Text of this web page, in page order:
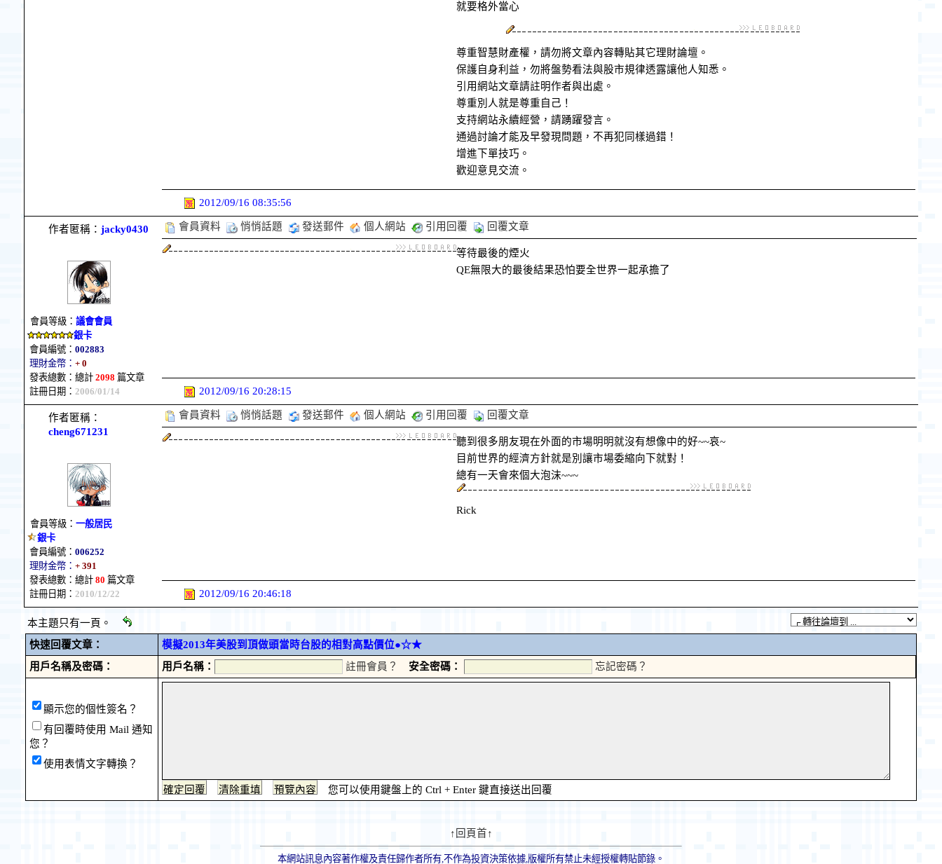
就要格外當心
尊重智慧財產權，請勿將文章內容轉貼其它理財論壇。
保護自身利益，勿將盤勢看法與股市規律透露讓他人知悉。
引用網站文章請註明作者與出處。
尊重別人就是尊重自己！
支持網站永續經營，請踴躍發言。
通過討論才能及早發現問題，不再犯同樣過錯！
增進下單技巧。
歡迎意見交流。
2012/09/16 08:35:56
作者匿稱： jacky0430
會員等級： 議會會員
銀卡
會員編號： 002883
理財金幣： + 0
發表總數：總計 2098 篇文章
註冊日期： 2006/01/14
會員資料 悄悄話題 發送郵件 個人網站 引用回覆 回覆文章
等待最後的煙火
QE無限大的最後結果恐怕要全世界一起承擔了
2012/09/16 20:28:15
作者匿稱：
cheng671231
會員等級： 一般居民
銀卡
會員編號： 006252
理財金幣： + 391
發表總數：總計 80 篇文章
註冊日期： 2010/12/22
會員資料 悄悄話題 發送郵件 個人網站 引用回覆 回覆文章
聽到很多朋友現在外面的市場明明就沒有想像中的好~~哀~
目前世界的經濟方針就是別讓市場委縮向下就對！
總有一天會來個大泡沫~~~
Rick
2012/09/16 20:46:18
本主題只有一頁。
快速回覆文章：
模擬2013年美股到頂做頭當時台股的相對高點價位●☆★
用戶名稱及密碼：
用戶名稱： 註冊會員？ 安全密碼： 忘記密碼？
顯示您的個性簽名？
有回覆時使用 Mail 通知
您？
使用表情文字轉換？
您可以使用鍵盤上的 Ctrl + Enter 鍵直接送出回覆
↑回頁首↑
本網站訊息內容著作權及責任歸作者所有,不作為投資決策依據,版權所有禁止未經授權轉貼節錄。